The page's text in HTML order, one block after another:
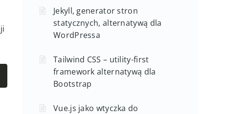
Jekyll, generator stron
statycznych, alternatywą dla
WordPressa
Tailwind CSS – utility-first
framework alternatywą dla
Bootstrap
Vue.js jako wtyczka do